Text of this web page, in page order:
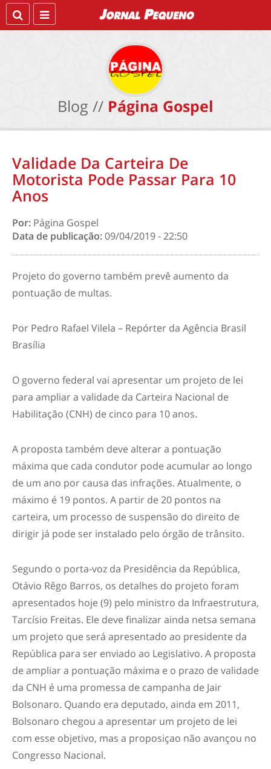
Blog // Página Gospel
Validade Da Carteira De
Motorista Pode Passar Para 10
Anos
Por: Página Gospel
Data de publicação:09/04/2019 - 22:50
Projeto do governo também prevê aumento da
pontuação de multas.
Por Pedro Rafael Vilela – Repórter da Agência Brasil
Brasília
O governo federal vai apresentar um projeto de lei
para ampliar a validade da Carteira Nacional de
Habilitação (CNH) de cinco para 10 anos.
A proposta também deve alterar a pontuação
máxima que cada condutor pode acumular ao longo
de um ano por causa das infrações. Atualmente, o
máximo é 19 pontos. A partir de 20 pontos na
carteira, um processo de suspensão do direito de
dirigir já pode ser instalado pelo órgão de trânsito.
Segundo o porta-voz da Presidência da República,
Otávio Rêgo Barros, os detalhes do projeto foram
apresentados hoje (9) pelo ministro da Infraestrutura,
Tarcísio Freitas. Ele deve finalizar ainda netsa semana
um projeto que será apresentado ao presidente da
República para ser enviado ao Legislativo. A proposta
de ampliar a pontuação máxima e o prazo de validade
da CNH é uma promessa de campanha de Jair
Bolsonaro. Quando era deputado, ainda em 2011,
Bolsonaro chegou a apresentar um projeto de lei
com esse objetivo, mas a proposiçao não avançou no
Congresso Nacional.